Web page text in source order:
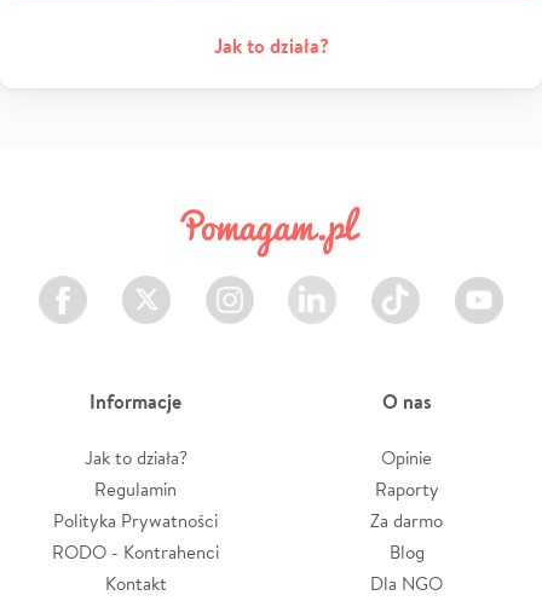
Jak to działa?
Facebook Twitter Instagram LinkedIn TikTok Youtube
Informacje
Jak to działa?
Regulamin
Polityka Prywatności
RODO - Kontrahenci
Kontakt
O nas
Opinie
Raporty
Za darmo
Blog
Dla NGO